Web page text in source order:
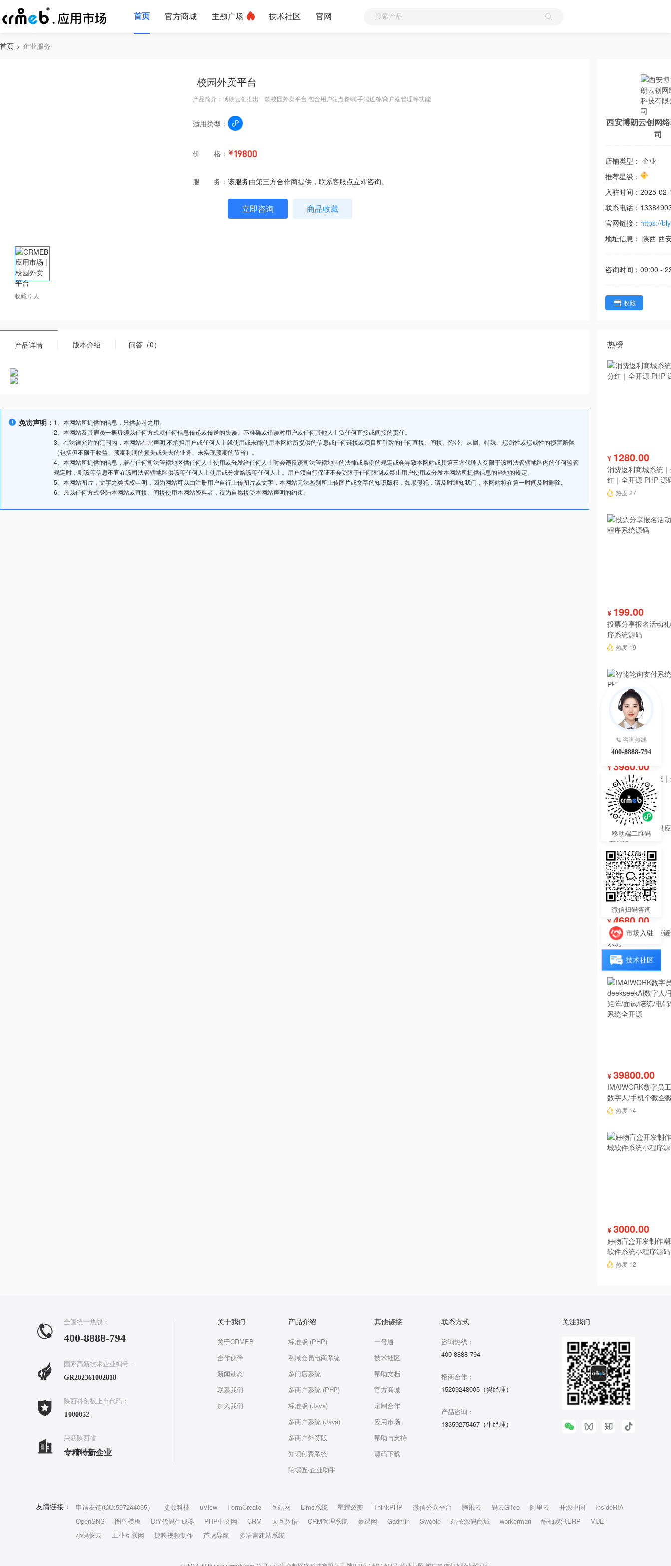
首页 官方商城 主题广场 技术社区 官网
首页 企业服务
收藏 0 人
校园外卖平台
产品简介：博朗云创推出一款校园外卖平台 包含用户端点餐/骑手端送餐/商户端管理等功能
适用类型：
价 格： ￥19800
服 务： 该服务由第三方合作商提供，联系客服点立即咨询。
立即咨询 商品收藏
西安博朗云创网
司
店铺类型： 企业
推荐星级：
入驻时间： 2025-02-
联系电话：
官网链接： https://
地址信息： 陕西 西
咨询时间： 09:00 -
收藏
产品详情 版本介绍 问答（0）
免责声明： 1、本网站所提供的信息，只供参考之用。
2、本网站及其雇员一概毋须以任何方式就任何信息传递或传送的失误、不准确或错误对用户或任何其他人士负任何直接或间接的责任。
3、在法律允许的范围内，本网站在此声明,不承担用户或任何人士就使用或未能使用本网站所提供的信息或任何链接或项目所引致的任何直接、间接、附带、从属、特殊、惩罚性或惩戒性的损害赔偿
（包括但不限于收益、预期利润的损失或失去的业务、未实现预期的节省）。
4、本网站所提供的信息，若在任何司法管辖地区供任何人士使用或分发给任何人士时会违反该司法管辖地区的法律或条例的规定或会导致本网站或其第三方代理人受限于该司法管辖地区内的任何监管
规定时，则该等信息不宜在该司法管辖地区供该等任何人士使用或分发给该等任何人士。用户须自行保证不会受限于任何限制或禁止用户使用或分发本网站所提供信息的当地的规定。
5、本网站图片，文字之类版权申明，因为网站可以由注册用户自行上传图片或文字，本网站无法鉴别所上传图片或文字的知识版权，如果侵犯，请及时通知我们，本网站将在第一时间及时删除。
6、凡以任何方式登陆本网站或直接、间接使用本网站资料者，视为自愿接受本网站声明的约束。
热榜
¥ 1280.00
消费返利商城系统
红｜全开源 PHP 源
热度 27
¥ 199.00
投票分享报名活动
序系统源码
热度 19
¥ 3980.00
智能轮询支付系统
源码
热度 15
¥ 4680.00
酷柚易汛ERP供应
系统
热度 14
¥ 39800.00
IMAIWORK数字员
数字人/手机个微企
陪练/电销/客服/法
热度 14
¥ 3000.00
好物盲盒开发制作
软件系统小程序源码
热度 12
咨询热线
400-8888-794
移动端二维码
微信扫码咨询
市场入驻
技术社区
全国统一热线：
400-8888-794
国家高新技术企业编号：
GR202361002818
陕西科创板上市代码：
T000052
荣获陕西省
专精特新企业
关于我们
关于CRMEB
合作伙伴
新闻动态
联系我们
加入我们
产品介绍
标准版 (PHP)
私域会员电商系统
多门店系统
多商户系统 (PHP)
标准版 (Java)
多商户系统 (Java)
多商户外贸版
知识付费系统
陀螺匠·企业助手
其他链接
一号通
技术社区
帮助文档
官方商城
定制合作
应用市场
帮助与支持
源码下载
联系方式
咨询热线：
400-8888-794
招商合作：
15209248005（樊经理）
产品咨询：
13359275467（牛经理）
关注我们
友情链接： 申请友链(QQ:597244065） 捷顺科技 uView FormCreate 互站网 Lims系统 星耀裂变 ThinkPHP 微信公众平台 腾讯云 码云Gitee 阿里云 开源中国
InsideRIA
OpenSNS
图鸟模板 DIY代码生成器 PHP中文网 CRM 天互数据 CRM管理系统 慕课网 Gadmin Swoole 站长源码商城 workerman 酷柚易汛ERP
VUE
小蚂蚁云
工业互联网 捷映视频制作 芦虎导航 多语言建站系统